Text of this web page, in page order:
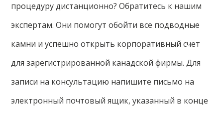
процедуру дистанционно? Обратитесь к нашим
экспертам. Они помогут обойти все подводные
камни и успешно открыть корпоративный счет
для зарегистрированной канадской фирмы. Для
записи на консультацию напишите письмо на
электронный почтовый ящик, указанный в конце